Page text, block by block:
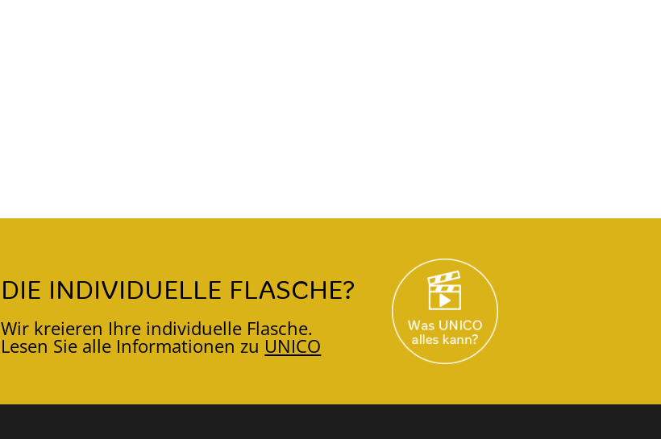
DIE INDIVIDUELLE FLASCHE?
Wir kreieren Ihre individuelle Flasche.
Lesen Sie alle Informationen zu UNICO